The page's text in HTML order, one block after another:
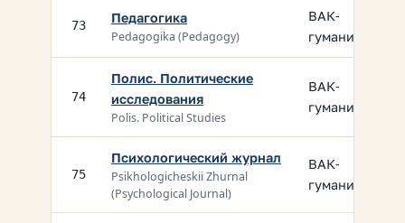
73 Педагогика
Pedagogika (Pedagogy)
ВАК-
гуманит.
74
Полис. Политические
исследования
Polis. Political Studies
ВАК-
гуманит.
75
Психологический журнал
Psikhologicheskii Zhurnal
(Psychological Journal)
ВАК-
гуманит.